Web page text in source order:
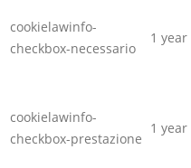
cookielawinfo-
checkbox-necessario
1 year
cookielawinfo-
checkbox-prestazione
1 year